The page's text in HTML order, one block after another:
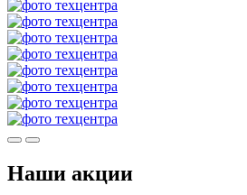
Наши акции